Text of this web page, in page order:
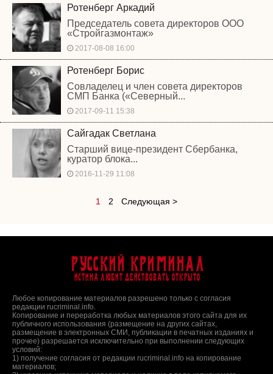
Ротенберг Аркадий
Председатель совета директоров ООО
«Стройгазмонтаж»
2017-08-08 16:00
Ротенберг Борис
Совладелец и член совета директоров
СМП Банка («Северный...
2017-09-11 15:38
Сайгадак Светлана
Старший вице-президент Сбербанка,
куратор блока...
2016-11-29 11:08
1 2 Следующая >
Русский Криминал
Истина любит действовать открыто
Любое копирование материалов разрешено только с согласия
редакции rucriminal.info.
Копирование и переработка любых материалов этого сайта для их
публичного использования (размещение на других сайтах,
размещение в электронных СМИ, публикации в печатных изданиях и
прочее) разрешается исключительно при выполнении следующих
условий:
1) получение согласия от редакции rucriminal.info на копирование
материалов;